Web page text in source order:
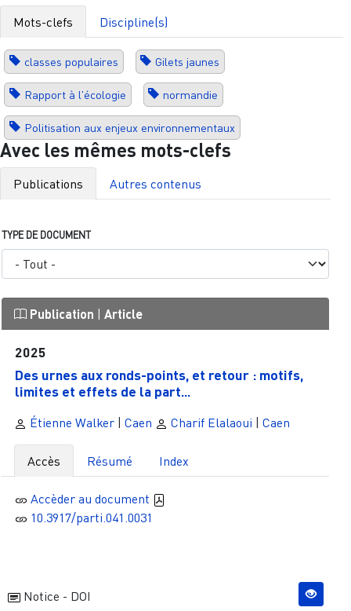
Mots-clefs Discipline(s)
classes populaires Gilets jaunes
Rapport à l'écologie normandie
Politisation aux enjeux environnementaux
Avec les mêmes mots-clefs
Publications Autres contenus
TYPE DE DOCUMENT
Publication | Article
2025
Des urnes aux ­­ronds-­­points, et retour : motifs,
limites et effets de la part...
Étienne Walker| Caen Charif Elalaoui Caen
Accès Résumé Index
Accèder au document
10.3917/parti.041.0031
Notice - DOI